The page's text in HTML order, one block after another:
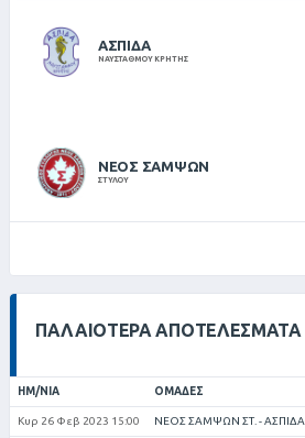
ΑΣΠΙΔΑ
ΝΑΥΣΤΑΘΜΟΥ ΚΡΗΤΗΣ
ΝΕΟΣ ΣΑΜΨΩΝ
ΣΤΥΛΟΥ
ΠΑΛΑΙΌΤΕΡΑ ΑΠΟΤΕΛΈΣΜΑΤΑ
ΗΜ/ΝΊΑ ΟΜΆΔΕΣ
Κυρ 26 Φεβ 2023 15:00 ΝΕΟΣ ΣΑΜΨΩΝ ΣΤ. - ΑΣΠΙΔΑ